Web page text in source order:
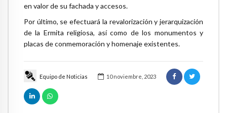
Equipo de Noticias 10 noviembre, 2023
en valor de su fachada y accesos.
Por último, se efectuará la revalorización y jerarquización
de la Ermita religiosa, así como de los monumentos y
placas de conmemoración y homenaje existentes.